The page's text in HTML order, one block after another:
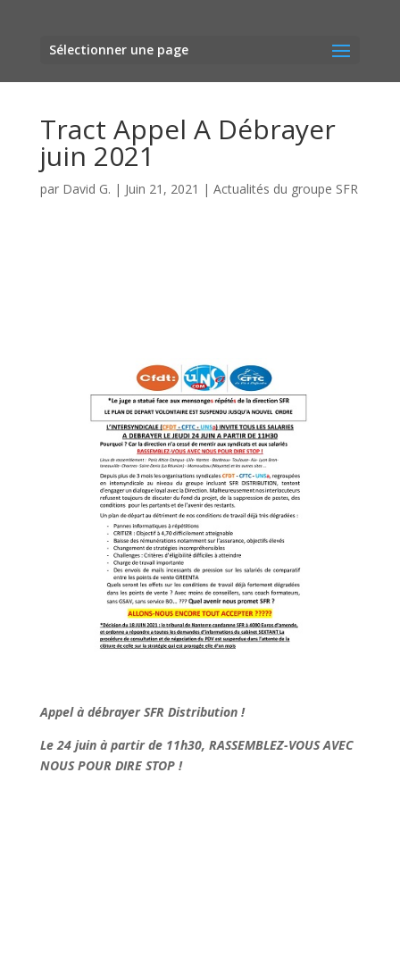
Sélectionner une page
Tract Appel A Débrayer
juin 2021
par David G. | Juin 21, 2021 | Actualités du groupe SFR
Appel à débrayer SFR Distribution !
Le 24 juin à partir de 11h30, RASSEMBLEZ-VOUS AVEC
NOUS POUR DIRE STOP !